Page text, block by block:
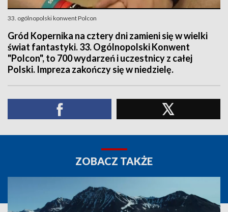
33. ogólnopolski konwent Polcon
Gród Kopernika na cztery dni zamieni się w wielki
świat fantastyki. 33. Ogólnopolski Konwent
"Polcon", to 700 wydarzeń i uczestnicy z całej
Polski. Impreza zakończy się w niedzielę.
ZOBACZ TAKŻE